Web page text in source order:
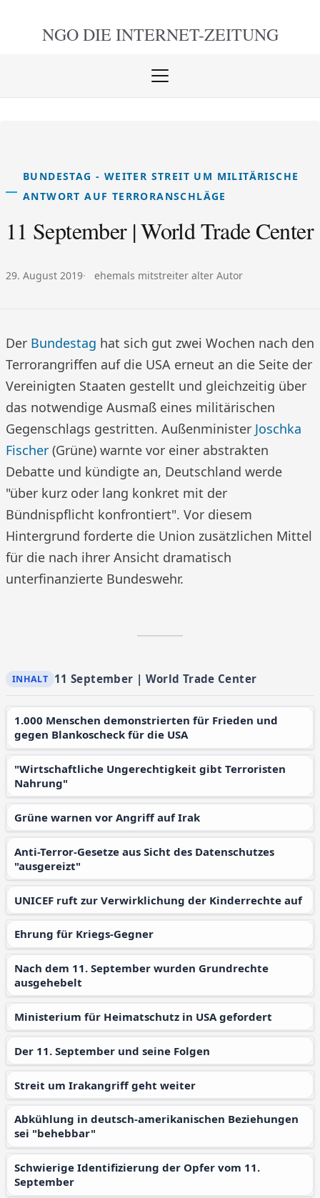
NGO DIE INTERNET-ZEITUNG
Menü
BUNDESTAG - WEITER STREIT UM MILITÄRISCHE
ANTWORT AUF TERRORANSCHLÄGE
11 September | World Trade Center
Veröffentlicht am:
29. August 2019 Autor:
ehemals mitstreiter alter Autor
Der Bundestag hat sich gut zwei Wochen nach den
Terrorangriffen auf die USA erneut an die Seite der
Vereinigten Staaten gestellt und gleichzeitig über
das notwendige Ausmaß eines militärischen
Gegenschlags gestritten. Außenminister Joschka
Fischer (Grüne) warnte vor einer abstrakten
Debatte und kündigte an, Deutschland werde
"über kurz oder lang konkret mit der
Bündnispflicht konfrontiert". Vor diesem
Hintergrund forderte die Union zusätzlichen Mittel
für die nach ihrer Ansicht dramatisch
unterfinanzierte Bundeswehr.
11 September | World Trade Center
1.000 Menschen demonstrierten für Frieden und
gegen Blankoscheck für die USA
"Wirtschaftliche Ungerechtigkeit gibt Terroristen
Nahrung"
Grüne warnen vor Angriff auf Irak
Anti-Terror-Gesetze aus Sicht des Datenschutzes
"ausgereizt"
UNICEF ruft zur Verwirklichung der Kinderrechte auf
Ehrung für Kriegs-Gegner
Nach dem 11. September wurden Grundrechte
ausgehebelt
Ministerium für Heimatschutz in USA gefordert
Der 11. September und seine Folgen
Streit um Irakangriff geht weiter
Abkühlung in deutsch-amerikanischen Beziehungen
sei "behebbar"
Schwierige Identifizierung der Opfer vom 11.
September